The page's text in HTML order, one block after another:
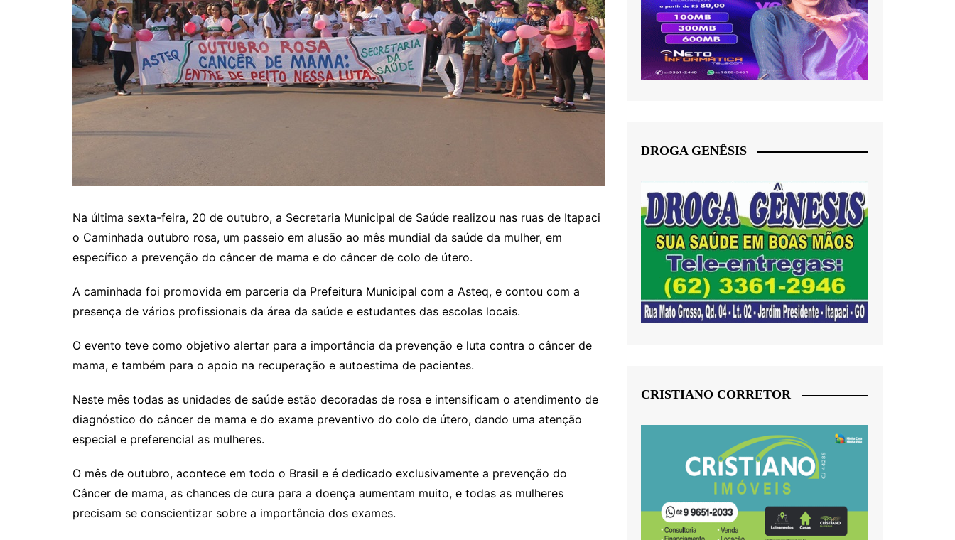
Hidrolina
Ipiranga de Goiás
Itaberaí
Itaguaru
Jataí
Nova América
Nova Glória
Porangatu
Rialma
Rianápolis
Rio Verde
Rubiataba
Santa Terezinha de Goiás
São Luiz do Norte
Na última sexta-feira, 20 de outubro, a Secretaria Municipal de Saúde realizou nas ruas de Itapaci
o Caminhada outubro rosa, um passeio em alusão ao mês mundial da saúde da mulher, em
específico a prevenção do câncer de mama e do câncer de colo de útero.
A caminhada foi promovida em parceria da Prefeitura Municipal com a Asteq, e contou com a
presença de vários profissionais da área da saúde e estudantes das escolas locais.
O evento teve como objetivo alertar para a importância da prevenção e luta contra o câncer de
mama, e também para o apoio na recuperação e autoestima de pacientes.
Neste mês todas as unidades de saúde estão decoradas de rosa e intensificam o atendimento de
diagnóstico do câncer de mama e do exame preventivo do colo de útero, dando uma atenção
especial e preferencial as mulheres.
O mês de outubro, acontece em todo o Brasil e é dedicado exclusivamente a prevenção do
Câncer de mama, as chances de cura para a doença aumentam muito, e todas as mulheres
precisam se conscientizar sobre a importância dos exames.
DROGA GENÊSIS
CRISTIANO CORRETOR